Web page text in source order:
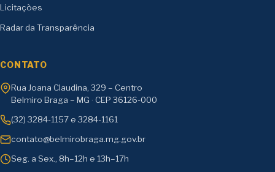
Licitações
Radar da Transparência
CONTATO
Rua Joana Claudina, 329 – Centro
Belmiro Braga – MG · CEP 36126-000
(32) 3284-1157 e 3284-1161
contato@belmirobraga.mg.gov.br
Seg. a Sex., 8h–12h e 13h–17h